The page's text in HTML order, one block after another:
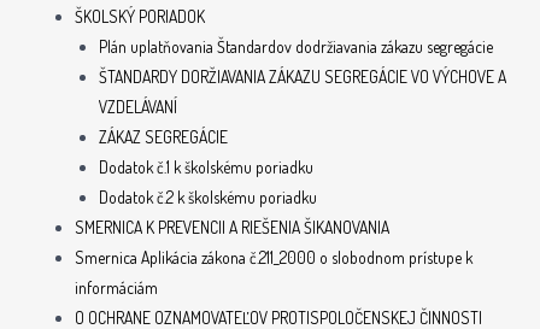
ŠKOLSKÝ PORIADOK
Plán uplatňovania Štandardov dodržiavania zákazu segregácie
ŠTANDARDY DORŽIAVANIA ZÁKAZU SEGREGÁCIE VO VÝCHOVE A
VZDELÁVANÍ
ZÁKAZ SEGREGÁCIE
Dodatok č.1 k školskému poriadku
Dodatok č.2 k školskému poriadku
SMERNICA K PREVENCII A RIEŠENIA ŠIKANOVANIA
Smernica Aplikácia zákona č.211_2000 o slobodnom prístupe k
informáciám
O OCHRANE OZNAMOVATEĽOV PROTISPOLOČENSKEJ ČINNOSTI